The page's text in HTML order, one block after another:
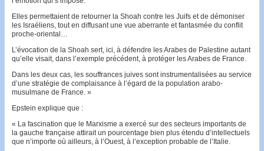
Elles per­mettaient de retourner la Shoah con­tre les Juifs et de démo­niser
les Israéliens, tout en diffusant une vue aberrante et fantasmée du conflit
proche-oriental…
L’évocation de la Shoah sert, ici, à défendre les Arabes de Palestine autant
qu’elle visait, dans l’exem­ple précé­dent, à proté­ger les Arabes de France.
Dans les deux cas, les souffrances juives sont instru­men­­ta­lisées au ser­vice
d’une stratégie de com­plaisance à l’égard de la popu­lation arabo-
musulmane de France. »
Epstein explique que :
« La fascination que le Marxisme a exercé sur des secteurs importants de
la gauche française attirait un pourcentage bien plus étendu d’intellectuels
que n’importe où ailleurs, à l’Ouest, à l’exception probable de l’Italie.